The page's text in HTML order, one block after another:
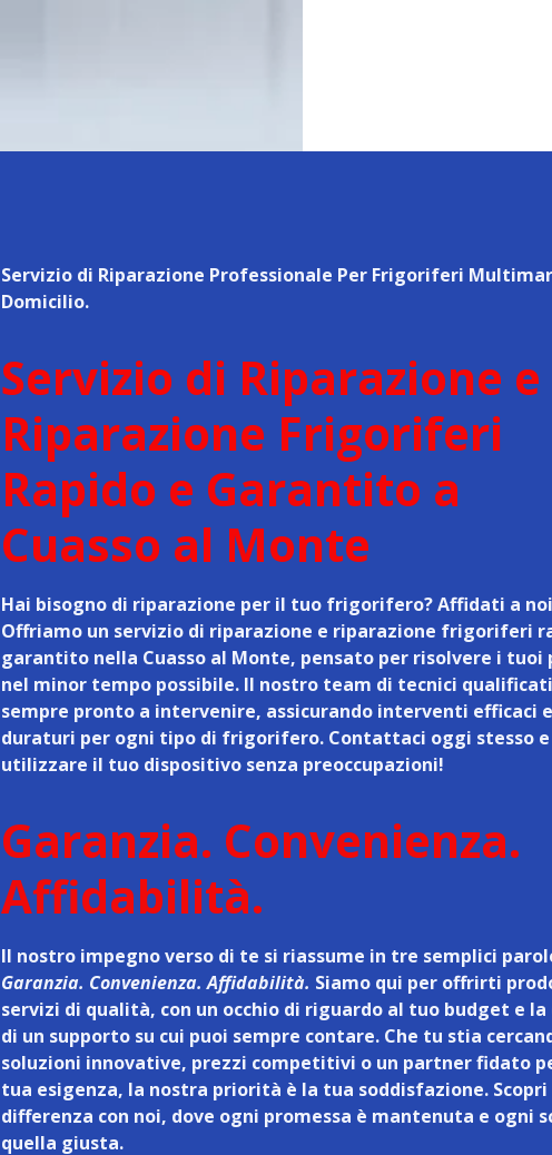
Servizio di Riparazione Professionale Per Frigoriferi
Domicilio.
Servizio di Riparazione e
Riparazione Frigoriferi
Rapido e Garantito a
Cuasso al Monte
Hai bisogno di riparazione per il tuo frigorifero? Affidati a
Offriamo un servizio di riparazione e riparazione frigoriferi
garantito nella Cuasso al Monte, pensato per risolvere i tuoi
nel minor tempo possibile. Il nostro team di tecnici
sempre pronto a intervenire, assicurando interventi efficaci e
duraturi per ogni tipo di frigorifero. Contattaci oggi stesso
utilizzare il tuo dispositivo senza preoccupazioni!
Garanzia. Convenienza.
Affidabilità.
Il nostro impegno verso di te si riassume in tre semplici
Garanzia. Convenienza. Affidabilità. Siamo qui per offrirti
servizi di qualità, con un occhio di riguardo al tuo budget e
di un supporto su cui puoi sempre contare. Che tu stia
soluzioni innovative, prezzi competitivi o un partner fidato
tua esigenza, la nostra priorità è la tua soddisfazione. Scopri
differenza con noi, dove ogni promessa è mantenuta e ogni
quella giusta.